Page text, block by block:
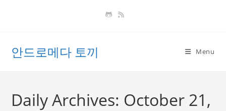
안드로메다 토끼 Menu
Daily Archives: October 21,